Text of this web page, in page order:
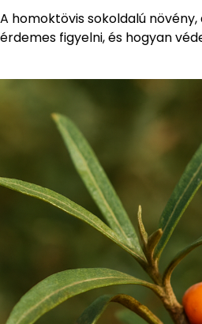
A homoktövis sokoldalú
érdemes figyelni, és hogyan